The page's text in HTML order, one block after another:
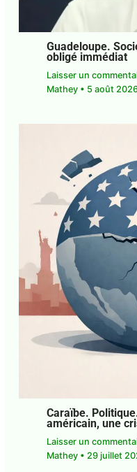
Guadeloupe.
obligé immédiat
Laisser un
Mathey• 5 août 2026